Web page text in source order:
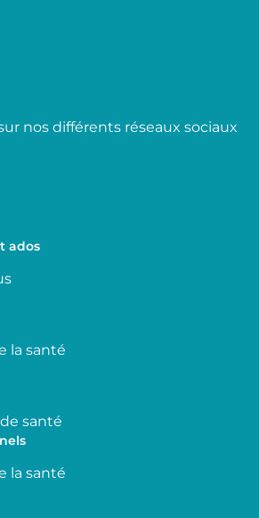
nos différents réseaux sociaux
ados
la santé
santé
la santé